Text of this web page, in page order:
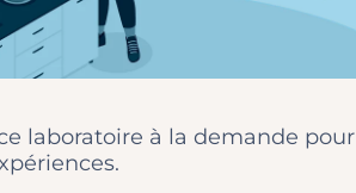
laboratoire à la demande pour